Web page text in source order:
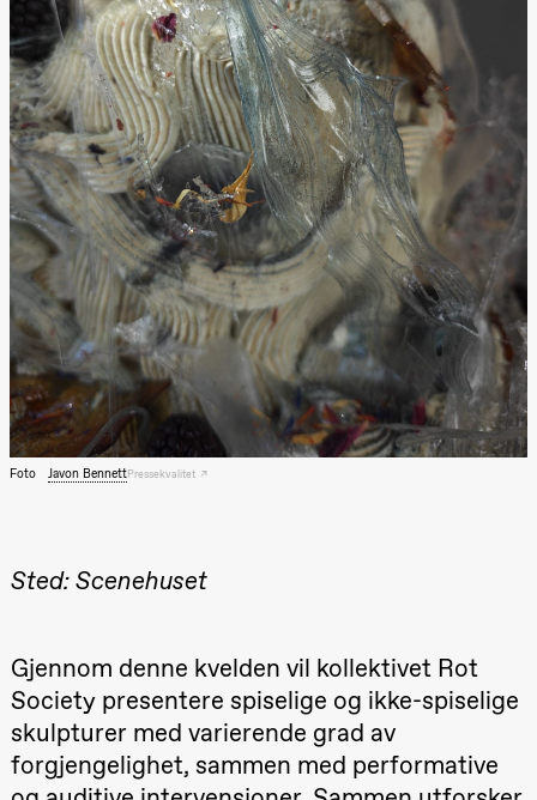
Lørdag 22. august
19.00
Pia Maria
Roll og
Mohamed
Mohamed
Male
Fantasies
Lille scene
(Black Box
teater)
Torsdag 27. august
19.00
Pia Maria
Roll og
Mohamed
Mohamed
Male
Fantasies
Lille scene
(Black Box
teater)
Mohamed
Mohamed
(Black Box
teater)
21.00
Boglárka
Börcsök &
Bolm
SUBJOYRIDE
Foto Javon BennettPressekvalitet
Sted: Scenehuset
Gjennom denne kvelden vil kollektivet Rot
Society presentere spiselige og ikke-spiselige
skulpturer med varierende grad av
forgjengelighet, sammen med performative